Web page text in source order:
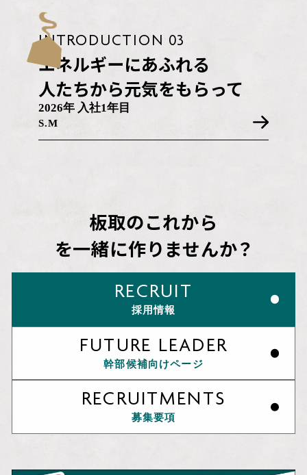
INTRODUCTION 03
エネルギーにあふれる
人たちから元気をもらって
2026年 入社1年目
S.M
板取のこれから
を一緒に作りませんか？
RECRUIT
採用情報
FUTURE LEADER
幹部候補向けページ
RECRUITMENTS
募集要項